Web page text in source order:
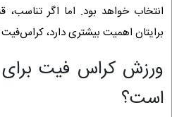
انتخاب خواهد بود. اما اگر
برایتان اهمیت بیشتری دارد،
ورزش کراس فیت
است؟